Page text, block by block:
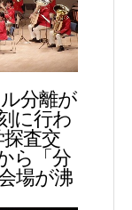
分離が
に行わ
査交
ら「分
場が沸